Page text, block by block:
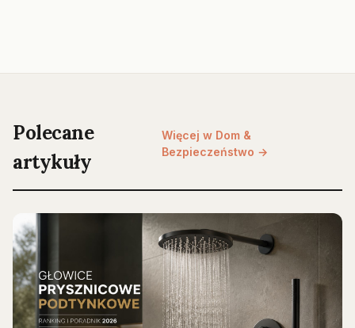
Polecane
artykuły
Więcej w Dom &
Bezpieczeństwo →